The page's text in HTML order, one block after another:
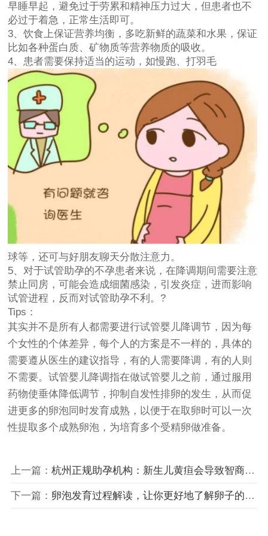
早睡早起，避免过于劳累和精神压力过大，但患者也不
必过于着急，正常生活即可。
3、饮食上保证营养均衡，多吃新鲜的蔬菜和水果，保证
比如各种蛋白质、矿物质等营养物质的吸收。
4、患者需要保持适当的运动，如慢跑、打羽毛
球等，还可与好朋友聊天分散注意力。
5、对于试管助孕的不孕患者来说，在降调期间需要注意
禁止同房，可能会造成细菌感染，引发炎症，进而影响
试管进程，反而对试管助孕不利。?
Tips：
其实并不是所有人都需要进行试管婴儿降调节，因为每
个女性的个体差异，每个人的方案是不一样的，具体的
需要遵从医生的建议指导，有的人需要降调，有的人则
不需要。试管婴儿降调指在做试管婴儿之前，通过服用
药物使垂体降低调节，抑制自发性排卵的发生，从而促
进更多的卵泡同时发育成熟，以便于在取卵时可以一次
性提取多个成熟卵泡，为培育多个受精卵做准备。
上一篇： 杭州正规助孕机构：新生儿黄疸会导致智商变低吗？新生儿黄疸怎么退的快
下一篇： 卵泡发育过程解读，让你更好地了解卵子的发育过程